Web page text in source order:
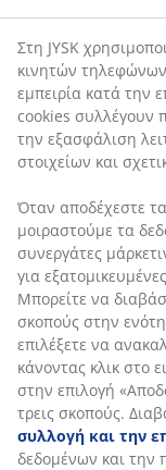
Στη JYSK
κινητών
εμπειρία κατά την
cookies συλλέγουν
την εξασφάλιση
στοιχείων και
Όταν αποδέχεστε
μοιραστούμε τα
συνεργάτες
για
Μπορείτε να
σκοπούς στην
επιλέξετε να
κάνοντας κλικ στο
στην επιλογή
τρεις σκοπούς.
συλλογή και την
δεδομένων και την